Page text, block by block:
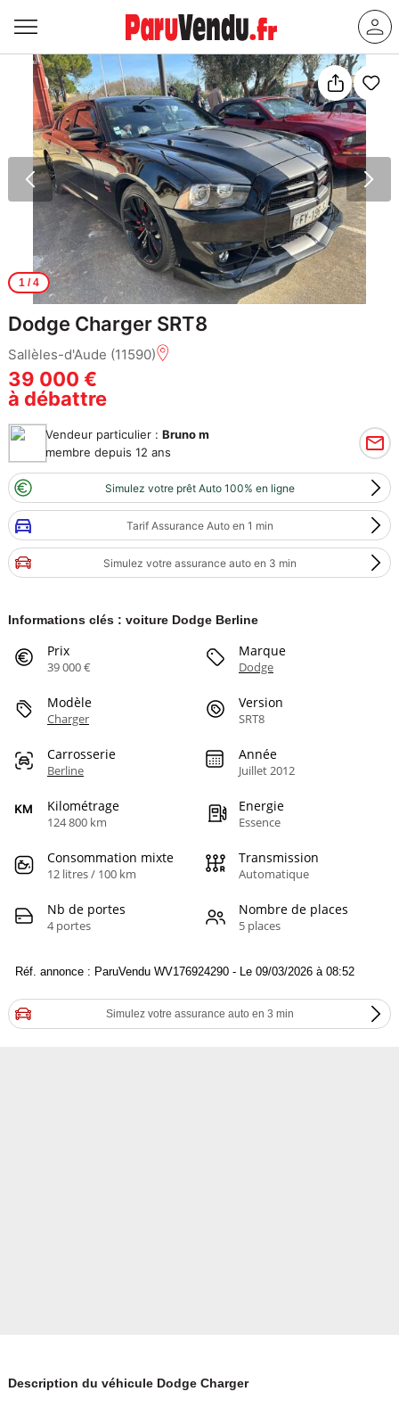
1/ 4
Dodge Charger SRT8
Sallèles-d'Aude (11590)
39 000 €
à débattre
Vendeur particulier : Bruno m
membre depuis 12 ans
Simulez votre prêt Auto 100% en ligne
Tarif Assurance Auto en 1 min
Simulez votre assurance auto en 3 min
Informations clés : voiture Dodge Berline
Prix
39 000 €
Marque
Dodge
Modèle
Charger
Version
SRT8
Carrosserie
Berline
Année
Juillet 2012
Kilométrage
124 800 km
Energie
Essence
Consommation mixte
12 litres / 100 km
Transmission
Automatique
Nb de portes
4 portes
Nombre de places
5 places
Réf. annonce : ParuVendu WV176924290 - Le 09/03/2026 à 08:52
Simulez votre assurance auto en 3 min
Description du véhicule Dodge Charger